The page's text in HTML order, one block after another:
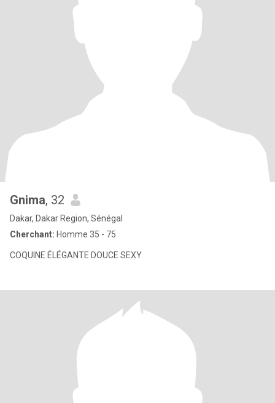
Gnima, 32
Dakar, Dakar Region, Sénégal
Cherchant: Homme 35 - 75
COQUINE ÉLÉGANTE DOUCE SEXY